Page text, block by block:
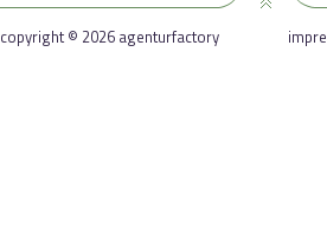
copyright © 2026 agenturfactory